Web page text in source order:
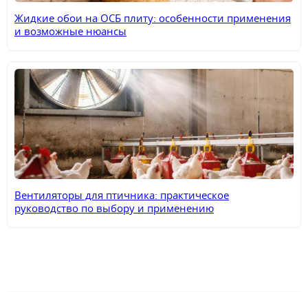
Жидкие обои на ОСБ плиту: особенности применения
и возможные нюансы
Вентиляторы для птичника: практическое
руководство по выбору и применению